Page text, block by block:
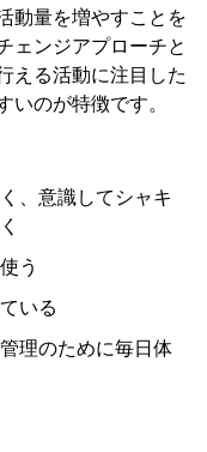
動量を増やすことを
ェンジアプローチと
える活動に注目した
いのが特徴です。
、意識してシャキ
う
いる
理のために毎日体